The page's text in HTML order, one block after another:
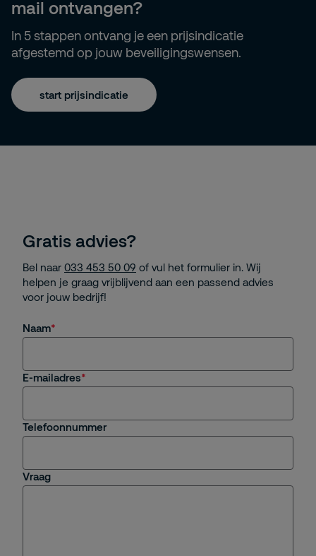
mail ontvangen?
In 5 stappen ontvang je een prijsindicatie
afgestemd op jouw beveiligingswensen.
start prijsindicatie
Gratis advies?
Bel naar 033 453 50 09 of vul het formulier in. Wij
helpen je graag vrijblijvend aan een passend advies
voor jouw bedrijf!
Naam
E-mailadres
Telefoonnummer
Vraag